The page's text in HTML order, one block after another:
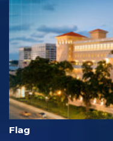
Flag